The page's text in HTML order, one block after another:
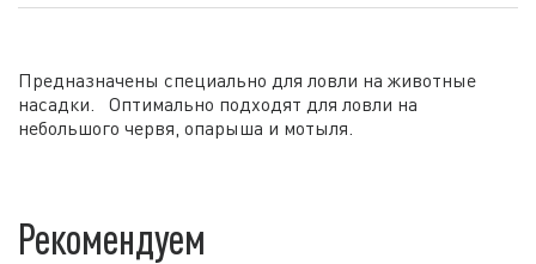
Предназначены специально для ловли на животные
насадки. Оптимально подходят для ловли на
небольшого червя, опарыша и мотыля.
Рекомендуем